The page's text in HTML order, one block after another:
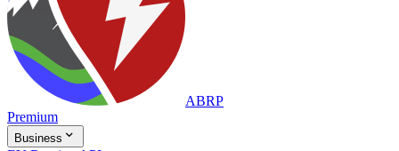
ABRP
Premium
Business 